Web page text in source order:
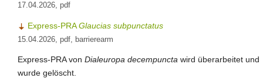
17.04.2026, pdf
Express-PRAGlaucias subpunctatus
15.04.2026, pdf, barrierearm
Express-PRA von Dialeuropa decempuncta wird überarbeitet und
wurde gelöscht.